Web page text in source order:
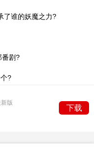
了谁的妖魔之力?
番剧?
?
版
下载